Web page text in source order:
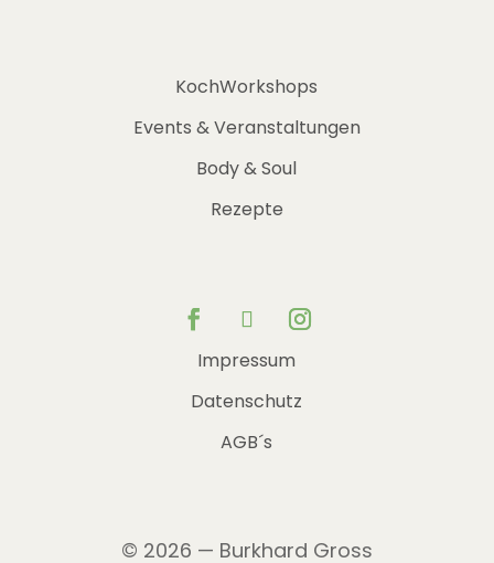
KochWorkshops
Events & Veranstaltungen
Body & Soul
Rezepte
Impressum
Datenschutz
AGB´s
© 2026 — Burkhard Gross